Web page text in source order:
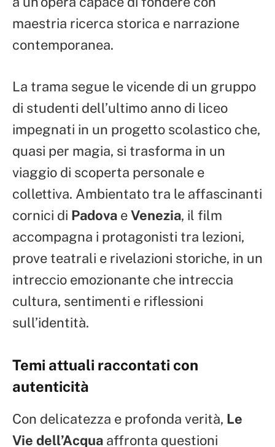
maestria ricerca storica e narrazione
contemporanea.
La trama segue le vicende di un gruppo
di studenti dell’ultimo anno di liceo
impegnati in un progetto scolastico che,
quasi per magia, si trasforma in un
viaggio di scoperta personale e
collettiva. Ambientato tra le affascinanti
cornici di Padova eVenezia, il film
accompagna i protagonisti tra lezioni,
prove teatrali e rivelazioni storiche, in un
intreccio emozionante che intreccia
cultura, sentimenti e riflessioni
sull’identità.
Temi attuali raccontati con
autenticità
Con delicatezza e profonda verità, Le
Vie dell’Acqua affronta questioni